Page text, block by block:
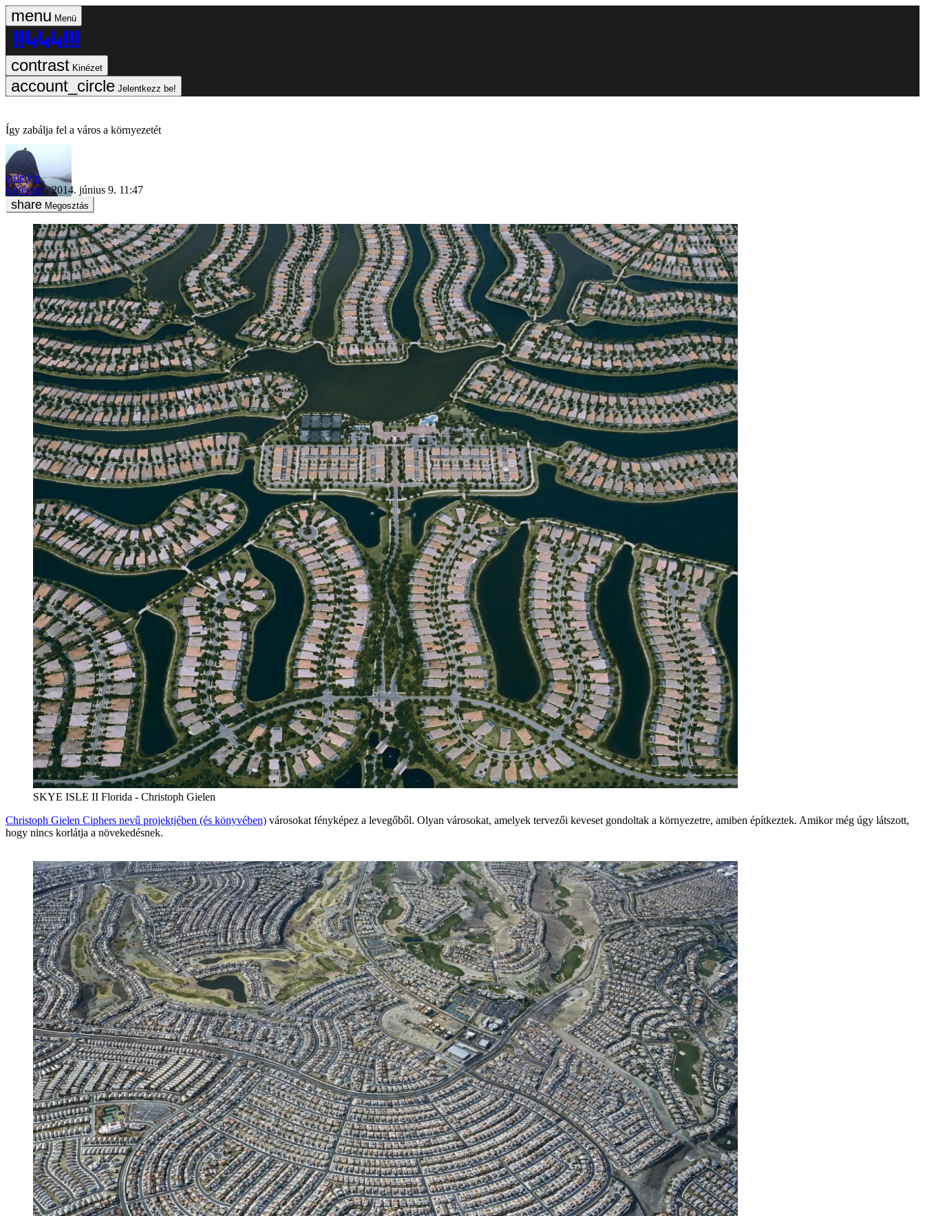
Menü
Kinézet
Jelentkezz be!
Így zabálja fel a város a környezetét
erdelyip
építészet
2014. június 9. 11:47
Megosztás
SKYE ISLE II Florida - Christoph Gielen
Christoph Gielen Ciphers nevű projektjében (és könyvében) városokat fényképez a levegőből. Olyan városokat, amelyek tervezői keveset gondoltak a környezetre, amiben építkeztek. Amikor még úgy látszott,
hogy nincs korlátja a növekedésnek.